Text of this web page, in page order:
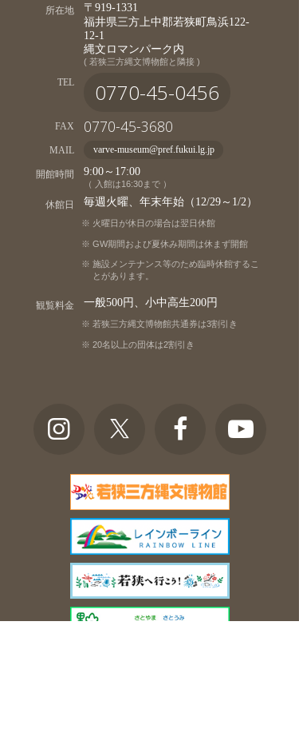
所在地
〒919-1331
福井県三方上中郡若狭町鳥浜122-
12-1
縄文ロマンパーク内
( 若狭三方縄文博物館と隣接 )
TEL 0770-45-0456
FAX 0770-45-3680
MAIL varve-museum@pref.fukui.lg.jp
開館時間 9:00～17:00
（ 入館は16:30まで ）
休館日 毎週火曜、年末年始（12/29～1/2）
火曜日が休日の場合は翌日休館
GW期間および夏休み期間は休まず開館
施設メンテナンス等のため臨時休館するこ
とがあります。
観覧料金 一般500円、小中高生200円
若狭三方縄文博物館共通券は3割引き
20名以上の団体は2割引き